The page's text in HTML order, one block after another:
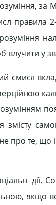
правила
у
смисл
про те, що
дії.
якщо